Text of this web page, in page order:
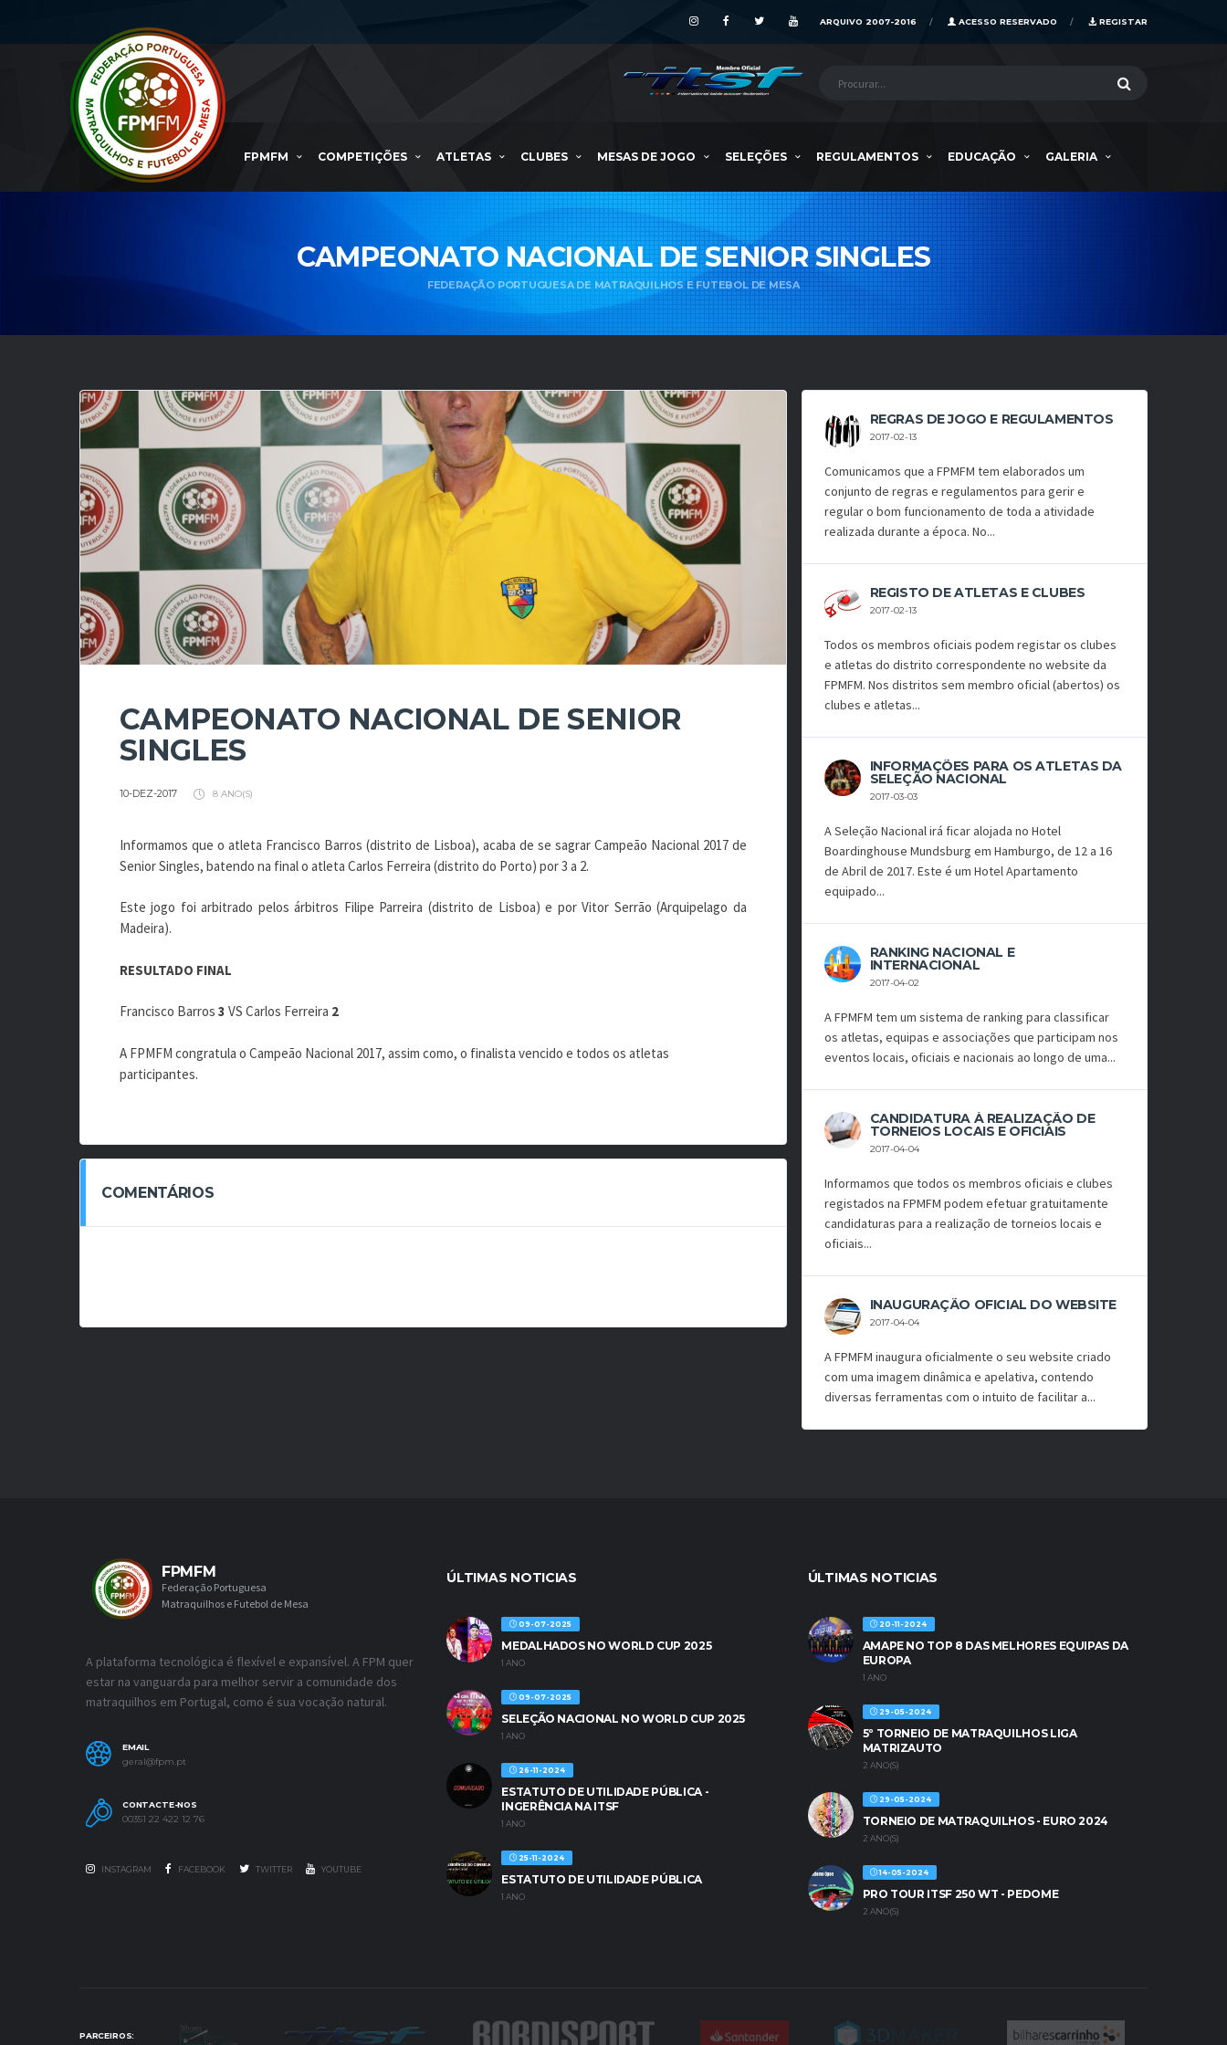
REGISTAR
ACESSO RESERVADO
ARQUIVO 2007-2016
FPMFM COMPETIÇÕES ATLETAS CLUBES MESAS DE JOGO SELEÇÕES REGULAMENTOS EDUCAÇÃO GALERIA
CAMPEONATO NACIONAL DE SENIOR SINGLES
FEDERAÇÃO PORTUGUESA DE MATRAQUILHOS E FUTEBOL DE MESA
CAMPEONATO NACIONAL DE SENIOR
SINGLES
10-DEZ-2017 8 ANO(S)
Informamos que o atleta Francisco Barros (distrito de Lisboa), acaba de se sagrar Campeão Nacional 2017 de
Senior Singles, batendo na final o atleta Carlos Ferreira (distrito do Porto) por 3 a 2.
Este jogo foi arbitrado pelos árbitros Filipe Parreira (distrito de Lisboa) e por Vitor Serrão (Arquipelago da
Madeira).
RESULTADO FINAL
Francisco Barros 3 VS Carlos Ferreira 2
A FPMFM congratula o Campeão Nacional 2017, assim como, o finalista vencido e todos os atletas
participantes.
COMENTÁRIOS
REGRAS DE JOGO E REGULAMENTOS
2017-02-13
Comunicamos que a FPMFM tem elaborados um
conjunto de regras e regulamentos para gerir e
regular o bom funcionamento de toda a atividade
realizada durante a época. No...
REGISTO DE ATLETAS E CLUBES
2017-02-13
Todos os membros oficiais podem registar os clubes
e atletas do distrito correspondente no website da
FPMFM. Nos distritos sem membro oficial (abertos) os
clubes e atletas...
INFORMAÇÕES PARA OS ATLETAS DA
SELEÇÃO NACIONAL
2017-03-03
A Seleção Nacional irá ficar alojada no Hotel
Boardinghouse Mundsburg em Hamburgo, de 12 a 16
de Abril de 2017. Este é um Hotel Apartamento
equipado...
RANKING NACIONAL E
INTERNACIONAL
2017-04-02
A FPMFM tem um sistema de ranking para classificar
os atletas, equipas e associações que participam nos
eventos locais, oficiais e nacionais ao longo de uma...
CANDIDATURA À REALIZAÇÃO DE
TORNEIOS LOCAIS E OFICIAIS
2017-04-04
Informamos que todos os membros oficiais e clubes
registados na FPMFM podem efetuar gratuitamente
candidaturas para a realização de torneios locais e
oficiais...
INAUGURAÇÃO OFICIAL DO WEBSITE
2017-04-04
A FPMFM inaugura oficialmente o seu website criado
com uma imagem dinâmica e apelativa, contendo
diversas ferramentas com o intuito de facilitar a...
FPMFM
Federação Portuguesa
Matraquilhos e Futebol de Mesa
A plataforma tecnológica é flexível e expansível. A FPM quer
estar na vanguarda para melhor servir a comunidade dos
matraquilhos em Portugal, como é sua vocação natural.
EMAIL
geral@fpm.pt
CONTACTE-NOS
00351 22 422 12 76
INSTAGRAM FACEBOOK TWITTER YOUTUBE
ÚLTIMAS NOTICIAS
09-07-2025
MEDALHADOS NO WORLD CUP 2025
1 ANO
09-07-2025
SELEÇÃO NACIONAL NO WORLD CUP 2025
1 ANO
26-11-2024
ESTATUTO DE UTILIDADE PÚBLICA -
INGERÊNCIA NA ITSF
1 ANO
25-11-2024
ESTATUTO DE UTILIDADE PÚBLICA
1 ANO
ÚLTIMAS NOTICIAS
20-11-2024
AMAPE NO TOP 8 DAS MELHORES EQUIPAS DA
EUROPA
1 ANO
29-05-2024
5º TORNEIO DE MATRAQUILHOS LIGA
MATRIZAUTO
2 ANO(S)
29-05-2024
TORNEIO DE MATRAQUILHOS - EURO 2024
2 ANO(S)
14-05-2024
PRO TOUR ITSF 250 WT - PEDOME
2 ANO(S)
PARCEIROS: